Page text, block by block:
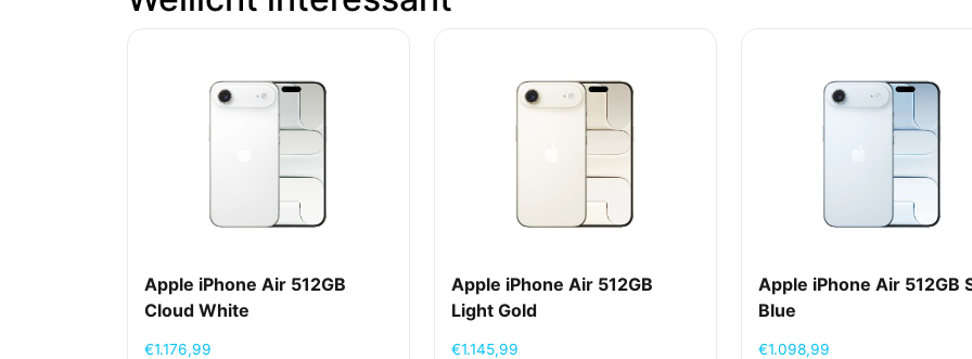
Apple iPhone Air 512GB
Cloud White
€1.176,99
Apple iPhone Air 512GB
Light Gold
€1.145,99
Apple iPhone Air 512GB
Blue
€1.098,99